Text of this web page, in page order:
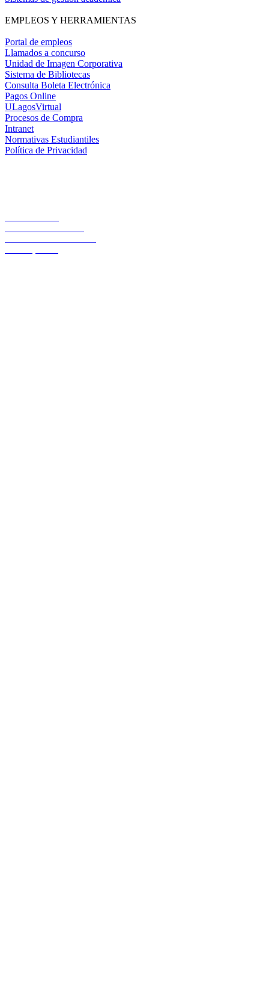
EMPLEOS Y HERRAMIENTAS
Portal de empleos
Llamados a concurso
Unidad de Imagen Corporativa
Sistema de Bibliotecas
Consulta Boleta Electrónica
Pagos Online
ULagosVirtual
Procesos de Compra
Intranet
Normativas Estudiantiles
Política de Privacidad